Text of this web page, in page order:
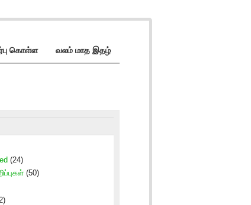
கொள்ள வலம் மாத இதழ்
(24)
(50)